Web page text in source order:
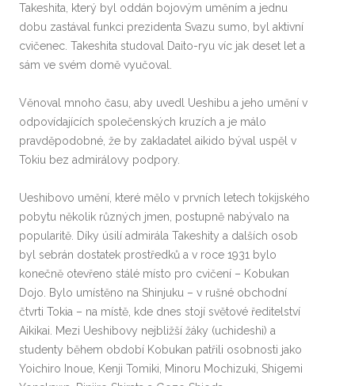
Takeshita, který byl oddán bojovým uměním a jednu
dobu zastával funkci prezidenta Svazu sumo, byl aktivní
cvičenec. Takeshita studoval Daito-ryu víc jak deset let a
sám ve svém domě vyučoval.
Věnoval mnoho času, aby uvedl Ueshibu a jeho umění v
odpovídajících společenských kruzích a je málo
pravděpodobné, že by zakladatel aikido býval uspěl v
Tokiu bez admirálovy podpory.
Ueshibovo umění, které mělo v prvních letech tokijského
pobytu několik různých jmen, postupně nabývalo na
popularitě. Díky úsilí admirála Takeshity a dalších osob
byl sebrán dostatek prostředků a v roce 1931 bylo
konečně otevřeno stálé místo pro cvičení – Kobukan
Dojo. Bylo umístěno na Shinjuku – v rušné obchodní
čtvrti Tokia – na místě, kde dnes stojí světové ředitelství
Aikikai. Mezi Ueshibovy nejbližší žáky (uchideshi) a
studenty během období Kobukan patřili osobnosti jako
Yoichiro Inoue, Kenji Tomiki, Minoru Mochizuki, Shigemi